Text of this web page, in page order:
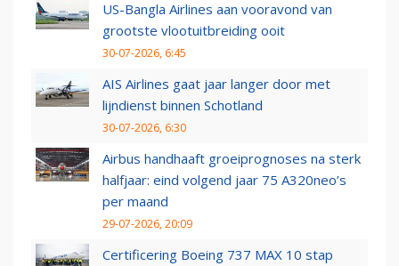
US-Bangla Airlines aan vooravond van
grootste vlootuitbreiding ooit
30-07-2026, 6:45
AIS Airlines gaat jaar langer door met
lijndienst binnen Schotland
30-07-2026, 6:30
Airbus handhaaft groeiprognoses na sterk
halfjaar: eind volgend jaar 75 A320neo’s
per maand
29-07-2026, 20:09
Certificering Boeing 737 MAX 10 stap